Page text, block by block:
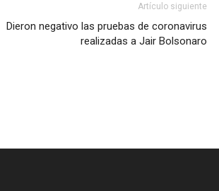
Artículo siguiente
Dieron negativo las pruebas de coronavirus
realizadas a Jair Bolsonaro